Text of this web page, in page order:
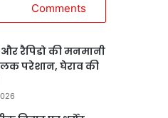
Comments
रैपिडो की मनमानी
परेशान, घेराव की